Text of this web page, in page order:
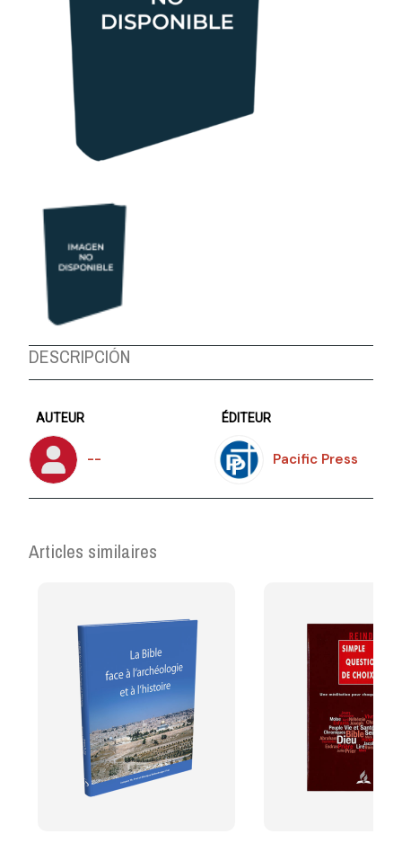
DESCRIPCIÓN
AUTEUR
--
ÉDITEUR
Pacific Press
Articles similaires